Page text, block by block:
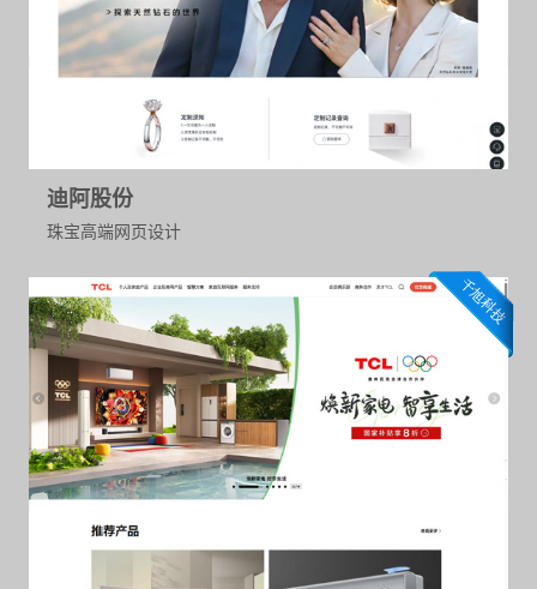
迪阿股份
珠宝高端网页设计